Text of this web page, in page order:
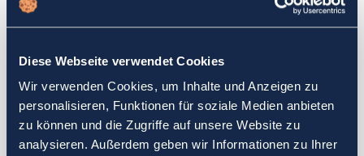
Diese Webseite verwendet Cookies
Wir verwenden Cookies, um Inhalte und Anzeigen zu
personalisieren, Funktionen für soziale Medien anbieten
zu können und die Zugriffe auf unsere Website zu
analysieren. Außerdem geben wir Informationen zu Ihrer